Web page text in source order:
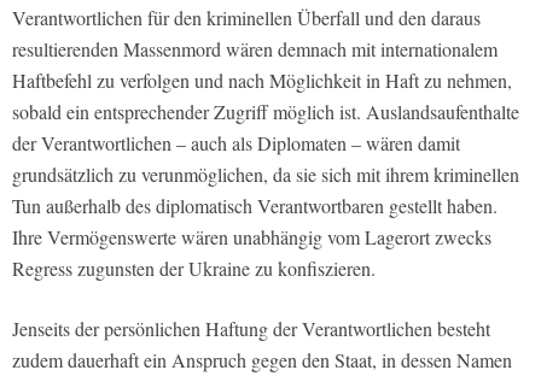
Verantwortlichen für den kriminellen Überfall und den daraus
resultierenden Massenmord wären demnach mit internationalem
Haftbefehl zu verfolgen und nach Möglichkeit in Haft zu nehmen,
sobald ein entsprechender Zugriff möglich ist. Auslandsaufenthalte
der Verantwortlichen – auch als Diplomaten – wären damit
grundsätzlich zu verunmöglichen, da sie sich mit ihrem kriminellen
Tun außerhalb des diplomatisch Verantwortbaren gestellt haben.
Ihre Vermögenswerte wären unabhängig vom Lagerort zwecks
Regress zugunsten der Ukraine zu konfiszieren.
Jenseits der persönlichen Haftung der Verantwortlichen besteht
zudem dauerhaft ein Anspruch gegen den Staat, in dessen Namen